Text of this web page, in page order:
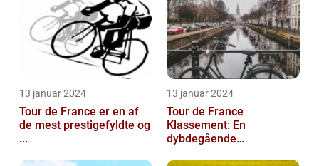
13 januar 2024
Tour de France er en af
de mest prestigefyldte og
...
13 januar 2024
Tour de France
Klassement: En
dybdegående